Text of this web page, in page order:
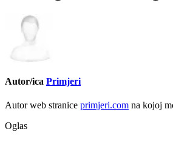
Autor/ica Primjeri
Autor web stranice primjeri.com na kojoj
Oglas